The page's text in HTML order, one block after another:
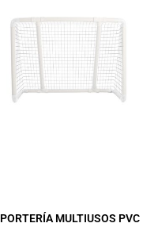
PORTERÍA MULTIUSOS PVC